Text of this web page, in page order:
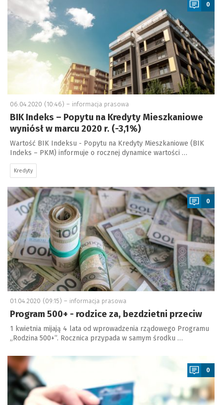
0
06.04.2020 (10:46) – informacja prasowa
BIK Indeks – Popytu na Kredyty Mieszkaniowe
wyniósł w marcu 2020 r. (-3,1%)
Wartość BIK Indeksu - Popytu na Kredyty Mieszkaniowe (BIK
Indeks – PKM) informuje o rocznej dynamice wartości …
Kredyty
a
0
01.04.2020 (09:15) – informacja prasowa
Program 500+ - rodzice za, bezdzietni przeciw
1 kwietnia mijają 4 lata od wprowadzenia rządowego Programu
„Rodzina 500+”. Rocznica przypada w samym środku …
a
0